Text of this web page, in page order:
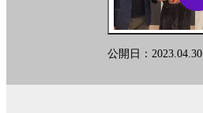
公開日：2023.04.30